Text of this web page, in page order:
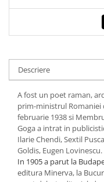
Codul copiilor de
Super pitici 2-5 ani
Culegeri Auxiliare
Dezvoltare personala
Dictionare
Enciclopedii
Kids Book Club
Legende istorice
Descriere
A fost un poet raman,
prim-ministrul Romaniei
februarie 1938 si
Goga a intrat in
Ilarie Chendi, Sextil
Goldis, Eugen Lovinescu.
In 1905 a parut la
editura Minerva, la